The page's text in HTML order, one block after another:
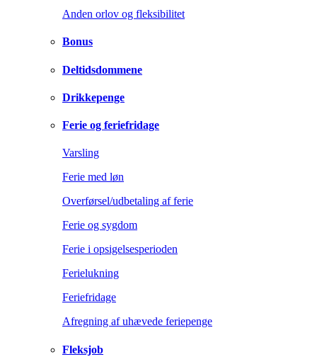
Anden orlov og fleksibilitet
Bonus
Deltidsdommene
Drikkepenge
Ferie og feriefridage
Varsling
Ferie med løn
Overførsel/udbetaling af ferie
Ferie og sygdom
Ferie i opsigelsesperioden
Ferielukning
Feriefridage
Afregning af uhævede feriepenge
Fleksjob